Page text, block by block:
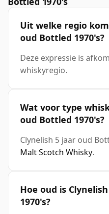
Uit welke regio
oud Bottled 1970's?
Deze expressie is
whiskyregio.
Wat voor type
oud Bottled 1970's?
Clynelish 5 jaar oud
Malt Scotch Whisky.
Hoe oud is
1970's?